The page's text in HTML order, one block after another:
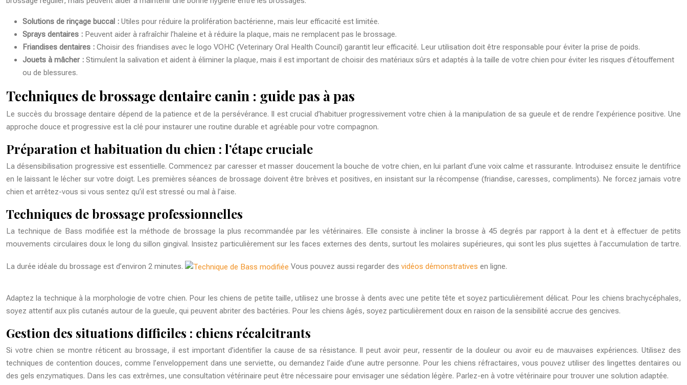
Solutions de rinçage buccal : Utiles pour réduire la prolifération bactérienne, mais leur efficacité est limitée.
Sprays dentaires : Peuvent aider à rafraîchir l’haleine et à réduire la plaque, mais ne remplacent pas le brossage.
Friandises dentaires : Choisir des friandises avec le logo VOHC (Veterinary Oral Health Council) garantit leur efficacité. Leur utilisation doit être responsable pour éviter la prise de poids.
Jouets à mâcher : Stimulent la salivation et aident à éliminer la plaque, mais il est important de choisir des matériaux sûrs et adaptés à la taille de votre chien pour éviter les risques d’étouffement
ou de blessures.
Techniques de brossage dentaire canin : guide pas à pas
Le succès du brossage dentaire dépend de la patience et de la persévérance. Il est crucial d’habituer progressivement votre chien à la manipulation de sa gueule et de rendre l’expérience positive. Une
approche douce et progressive est la clé pour instaurer une routine durable et agréable pour votre compagnon.
Préparation et habituation du chien : l’étape cruciale
La désensibilisation progressive est essentielle. Commencez par caresser et masser doucement la bouche de votre chien, en lui parlant d’une voix calme et rassurante. Introduisez ensuite le dentifrice
en le laissant le lécher sur votre doigt. Les premières séances de brossage doivent être brèves et positives, en insistant sur la récompense (friandise, caresses, compliments). Ne forcez jamais votre
chien et arrêtez-vous si vous sentez qu’il est stressé ou mal à l’aise.
Techniques de brossage professionnelles
La technique de Bass modifiée est la méthode de brossage la plus recommandée par les vétérinaires. Elle consiste à incliner la brosse à 45 degrés par rapport à la dent et à effectuer de petits
mouvements circulaires doux le long du sillon gingival. Insistez particulièrement sur les faces externes des dents, surtout les molaires supérieures, qui sont les plus sujettes à l’accumulation de tartre.
La durée idéale du brossage est d’environ 2 minutes. Vous pouvez aussi regarder des vidéos démonstratives en ligne.
Adaptez la technique à la morphologie de votre chien. Pour les chiens de petite taille, utilisez une brosse à dents avec une petite tête et soyez particulièrement délicat. Pour les chiens brachycéphales,
soyez attentif aux plis cutanés autour de la gueule, qui peuvent abriter des bactéries. Pour les chiens âgés, soyez particulièrement doux en raison de la sensibilité accrue des gencives.
Gestion des situations difficiles : chiens récalcitrants
Si votre chien se montre réticent au brossage, il est important d’identifier la cause de sa résistance. Il peut avoir peur, ressentir de la douleur ou avoir eu de mauvaises expériences. Utilisez des
techniques de contention douces, comme l’enveloppement dans une serviette, ou demandez l’aide d’une autre personne. Pour les chiens réfractaires, vous pouvez utiliser des lingettes dentaires ou
des gels enzymatiques. Dans les cas extrêmes, une consultation vétérinaire peut être nécessaire pour envisager une sédation légère. Parlez-en à votre vétérinaire pour trouver une solution adaptée.